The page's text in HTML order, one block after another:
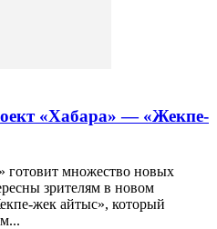
«Хабара» — «Жекпе-
готовит множество новых
зрителям в новом
жек айтыс», который